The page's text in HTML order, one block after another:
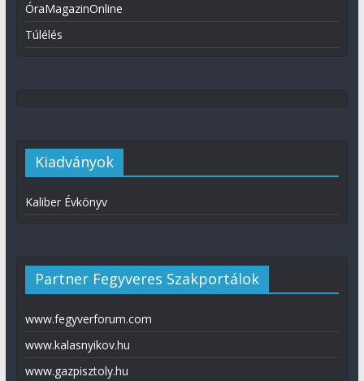
ÓraMagazinOnline
Túlélés
Kiadványok
Kaliber Évkönyv
Partner Fegyveres Szakportálok
www.fegyverforum.com
www.kalasnyikov.hu
www.gazpisztoly.hu